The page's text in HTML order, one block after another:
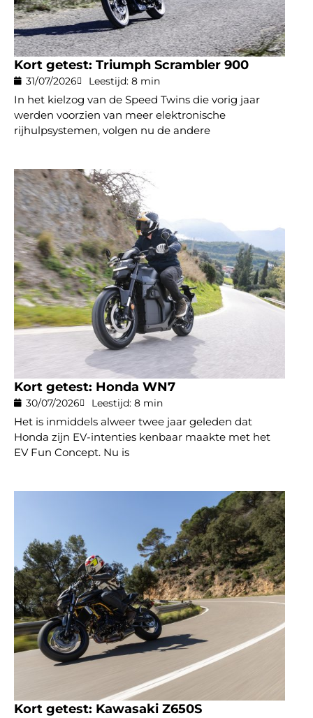
Kort getest: Triumph Scrambler 900
31/07/2026 Leestijd: 8 min
In het kielzog van de Speed Twins die vorig jaar
werden voorzien van meer elektronische
rijhulpsystemen, volgen nu de andere
Kort getest: Honda WN7
30/07/2026 Leestijd: 8 min
Het is inmiddels alweer twee jaar geleden dat
Honda zijn EV-intenties kenbaar maakte met het
EV Fun Concept. Nu is
Kort getest: Kawasaki Z650S